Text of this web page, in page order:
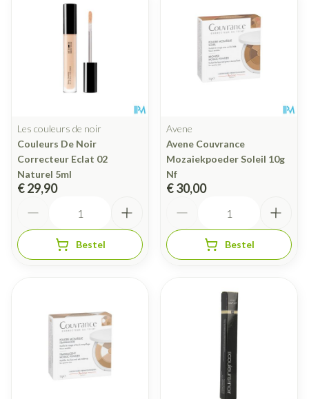
Les couleurs de noir
Couleurs De Noir
Correcteur Eclat 02
Naturel 5ml
€ 29,90
Bestel
Avene
Avene Couvrance
Mozaiekpoeder Soleil 10g
Nf
€ 30,00
Bestel